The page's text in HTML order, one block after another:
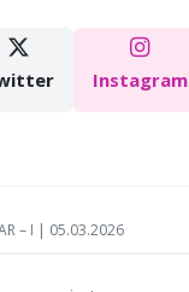
Instagram
– I | 05.03.2026